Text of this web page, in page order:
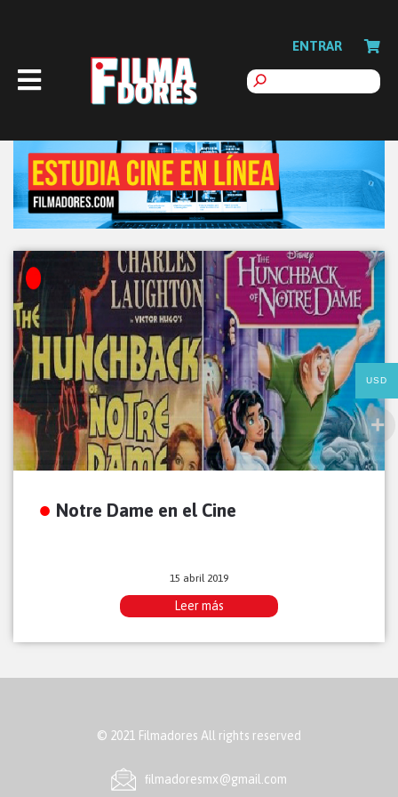
ENTRAR
Notre Dame en el Cine
15 abril 2019
Leer más
© 2021 Filmadores All rights reserved
ﬁlmadoresmx@gmail.com
USD